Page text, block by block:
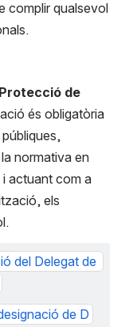
complir qualsevol
de
és obligatòria
normativa en
actuant com a
els
del Delegat de
de D